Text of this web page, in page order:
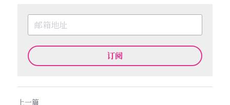
订阅
上一篇